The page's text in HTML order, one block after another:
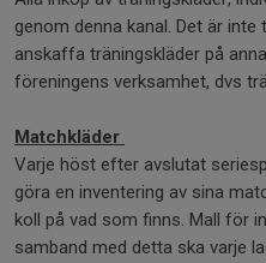
genom denna kanal. Det är
anskaffa träningskläder på
föreningens verksamhet, dvs
Matchkläder
Varje höst efter avslutat
göra en inventering av sina
koll på vad som finns. Mall för
samband med detta ska varje